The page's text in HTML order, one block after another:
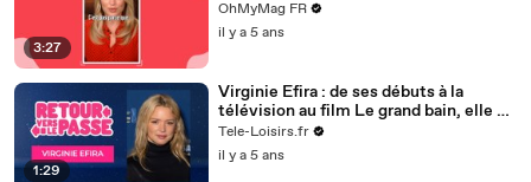
3:27
OhMyMag FR
il y a 5 ans
1:29
Virginie Efira : de ses débuts à la
télévision au film Le grand bain, elle a
bien changé !
Tele-Loisirs.fr
il y a 5 ans